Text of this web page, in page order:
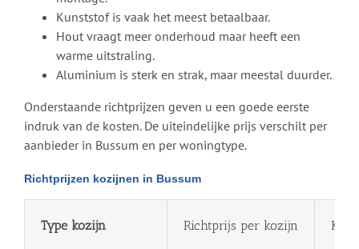
Kunststof is vaak het meest betaalbaar.
Hout vraagt meer onderhoud maar heeft een
warme uitstraling.
Aluminium is sterk en strak, maar meestal duurder.
Onderstaande richtprijzen geven u een goede eerste
indruk van de kosten. De uiteindelijke prijs verschilt per
aanbieder in Bussum en per woningtype.
Richtprijzen kozijnen in Bussum
Type kozijn Richtprijs per kozijn